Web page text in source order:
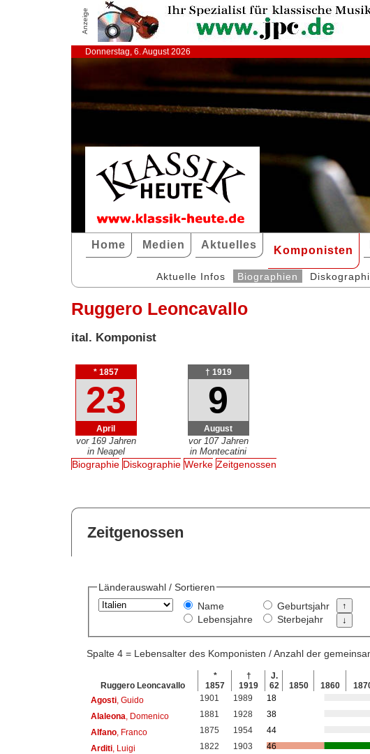
Anzeige
Donnerstag, 6. August 2026
Home Medien Aktuelles Komponisten
Aktuelle Infos Biographien
Ruggero Leoncavallo
ital. Komponist
* 1857
23
April
vor 169 Jahren
in Neapel
† 1919
9
August
vor 107 Jahren
in Montecatini
Biographie Diskographie Werke Zeitgenossen
Zeitgenossen
Länderauswahl / Sortieren
Name
Lebensjahre
Geburtsjahr
Sterbejahr
Spalte 4 = Lebensalter des Komponisten / Anzahl der
Ruggero Leoncavallo
*
1857
†
1919
J.
62
1850 1860
Agosti, Guido 1901 1989
18
Alaleona , Domenico 1881 1928
38
Alfano, Franco 1875 1954
44
Arditi, Luigi 1822 1903
46